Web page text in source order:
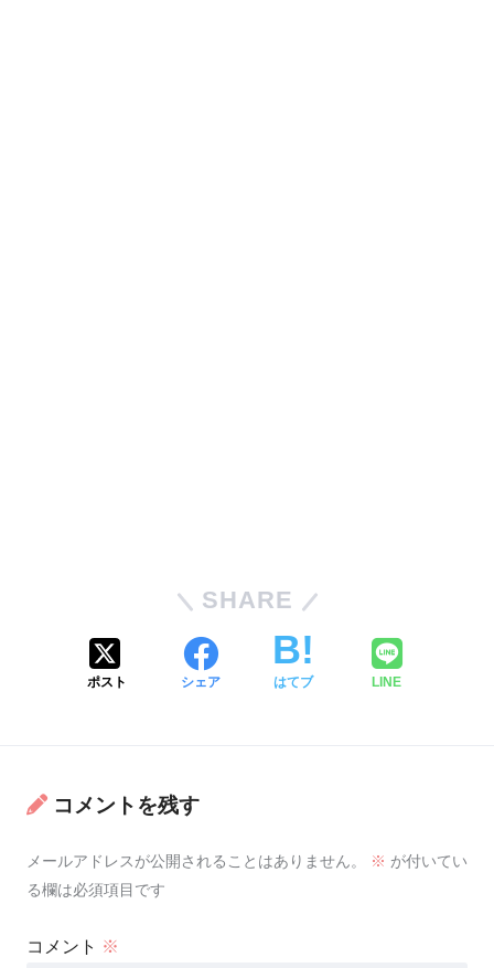
SHARE
ポスト シェア はてブ LINE
コメントを残す
メールアドレスが公開されることはありません。 ※ が付いてい
る欄は必須項目です
コメント ※